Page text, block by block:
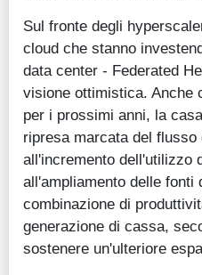
Sul fronte degli
cloud che stanno
data center - Federated
visione ottimistica. Anche
per i prossimi anni, la
ripresa marcata del
all'incremento dell'utilizzo
all'ampliamento delle fonti
combinazione di
generazione di cassa,
sostenere un'ulteriore